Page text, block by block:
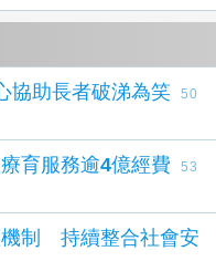
協助長者破涕為笑
50
育服務逾4億經費
53
機制 持續整合社會安